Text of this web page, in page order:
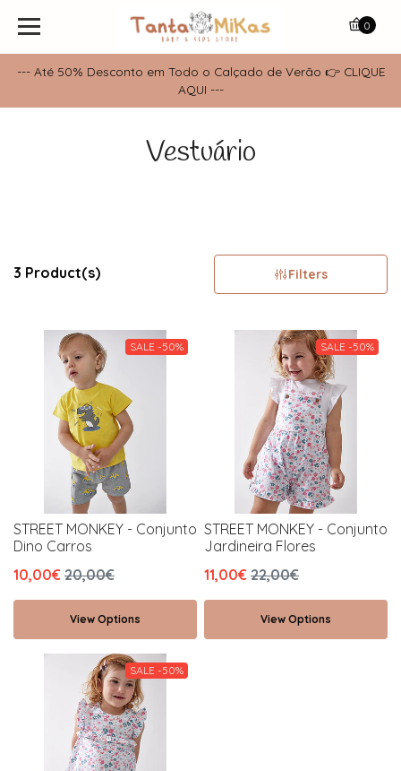
--- Até 50% Desconto em Todo o Calçado de Verão 👉 CLIQUE
AQUI ---
0
Vestuário
3 Product(s) Filters
SALE -50%
STREET MONKEY - Conjunto
Dino Carros
10,00€ 20,00€
View Options
SALE -50%
STREET MONKEY - Conjunto
Jardineira Flores
11,00€ 22,00€
View Options
SALE -50%